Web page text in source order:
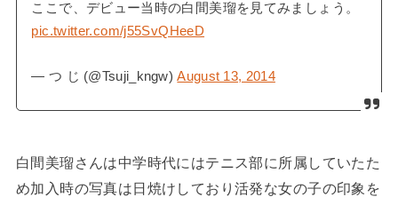
ここで、デビュー当時の白間美瑠を見てみましょう。
pic.twitter.com/j55SvQHeeD
— つ じ (@Tsuji_kngw)August 13, 2014
白間美瑠さんは中学時代にはテニス部に所属していたた
め加入時の写真は日焼けしており活発な女の子の印象を